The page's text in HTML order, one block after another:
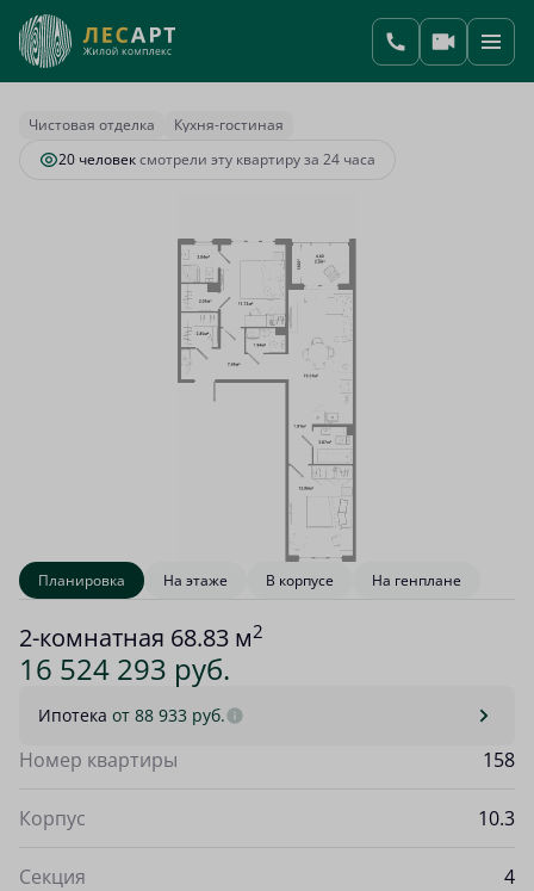
2-комнатная68.83 м 16 524 293 руб.
Ипотека от 88 933 руб.
Чистовая отделка
Кухня-гостиная
20 человексмотрели эту квартиру за 24 часа
Планировка На этаже В корпусе На генплане
2-комнатная 68.83 м2
16 524 293 руб.
Ипотека от 88 933 руб.
Номер квартиры 158
Корпус 10.3
Секция 4